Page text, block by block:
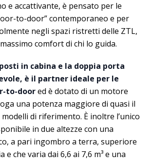
e accattivante, è pensato per le
to-door” contemporaneo e per
negli spazi ristretti delle ZTL,
comfort di chi lo guida.
in cabina e la doppia porta
è il partner ideale per le
to-doored è dotato di un motore
una potenza maggiore di quasi il
di riferimento. È inoltre l’unico
in due altezze con una
a pari ingombro a terra, superiore
e che varia dai 6,6 ai 7,6 m³ e una